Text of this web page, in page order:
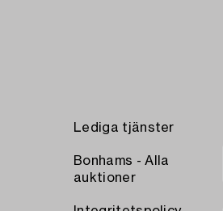
Lediga tjänster
Bonhams - Alla
auktioner